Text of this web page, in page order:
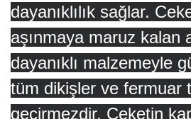
dayanıklılık sağlar.
aşınmaya maruz kalan
dayanıklı malzemeyle
tüm dikişler ve fermuar
geçirmezdir. Ceketin